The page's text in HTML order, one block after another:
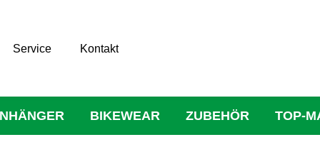
Service Kontakt
BIKEWEAR ZUBEHÖR TOP-